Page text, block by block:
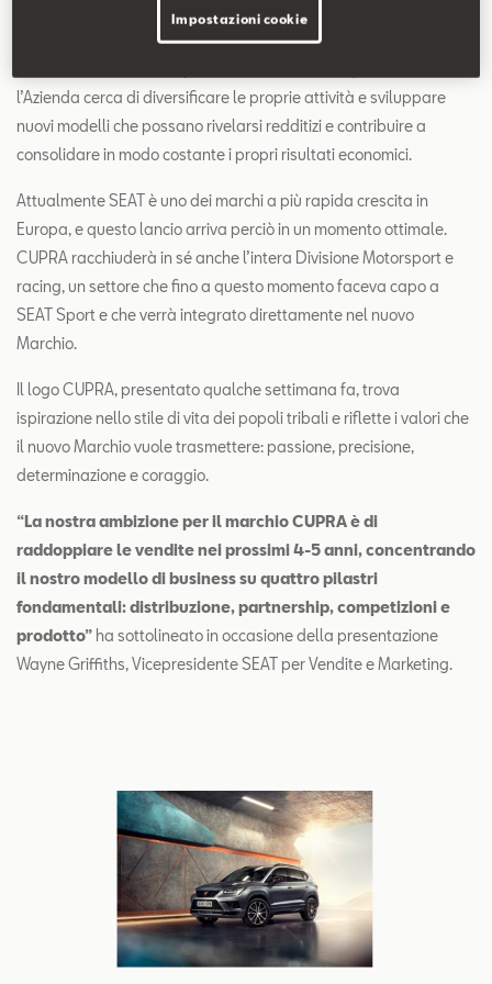
Questo nuovo marchio farà parte della SEAT alle stesse
condizioni di altre aziende interamente di proprietà della Casa di
l’Azienda cerca di diversificare le proprie attività e sviluppare
nuovi modelli che possano rivelarsi redditizi e contribuire a
consolidare in modo costante i propri risultati economici.
Attualmente SEAT è uno dei marchi a più rapida crescita in
Europa, e questo lancio arriva perciò in un momento ottimale.
CUPRA racchiuderà in sé anche l’intera Divisione Motorsport e
racing, un settore che fino a questo momento faceva capo a
SEAT Sport e che verrà integrato direttamente nel nuovo
Marchio.
Il logo CUPRA, presentato qualche settimana fa, trova
ispirazione nello stile di vita dei popoli tribali e riflette i valori che
il nuovo Marchio vuole trasmettere: passione, precisione,
determinazione e coraggio.
“La nostra ambizione per il marchio CUPRA è di
raddoppiare le vendite nei prossimi 4-5 anni, concentrando
il nostro modello di business su quattro pilastri
fondamentali: distribuzione, partnership, competizioni e
prodotto” ha sottolineato in occasione della presentazione
Wayne Griffiths, Vicepresidente SEAT per Vendite e Marketing.
Impostazioni cookie